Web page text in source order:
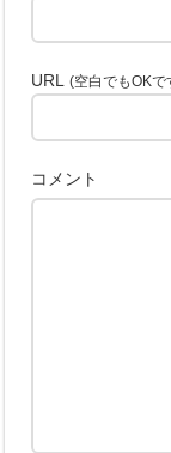
URL(空白でもOKで
コメント